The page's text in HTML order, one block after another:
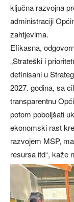
ključna razvojna
administraciji
zahtjevima.
Efikasna,
„Strateški i
definisani u
2027. godina, sa
transparentnu
potom poboljšati
ekonomski rast
razvojem MSP,
resursa itd“, kaže